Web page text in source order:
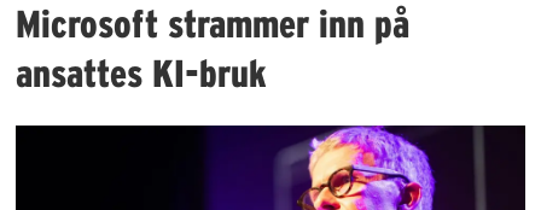
Microsoft strammer inn på
ansattes KI-bruk